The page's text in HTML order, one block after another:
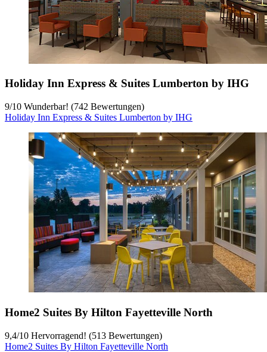
Holiday Inn Express & Suites Lumberton by IHG
9/10 Wunderbar! (742 Bewertungen)
Holiday Inn Express & Suites Lumberton by IHG
Home2 Suites By Hilton Fayetteville North
9,4/10 Hervorragend! (513 Bewertungen)
Home2 Suites By Hilton Fayetteville North